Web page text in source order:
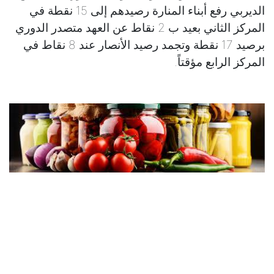
الديربي رفع أبناء المنارة رصيدهم إلى 15 نقطة في
المركز الثاني بعيد ب 2 نقاط عن العهد متصدر الدوري
برصيد 17 نقطة وتجمد رصيد الأنصار عند 8 نقاط في
المركز الرابع مؤقتاً.